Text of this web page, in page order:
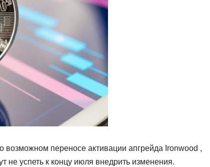
возможном переносе активации апгрейда Ironwood ,
не успеть к концу июля внедрить изменения.